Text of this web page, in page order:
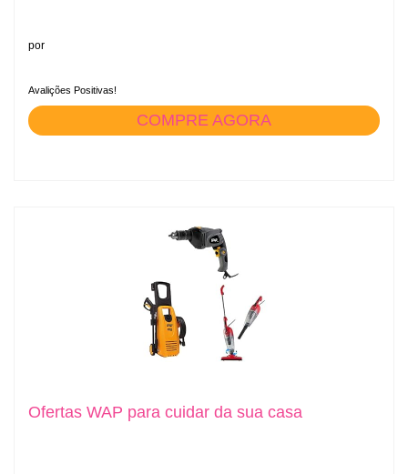
por
Avalições Positivas!
COMPRE AGORA
Ofertas WAP para cuidar da sua casa